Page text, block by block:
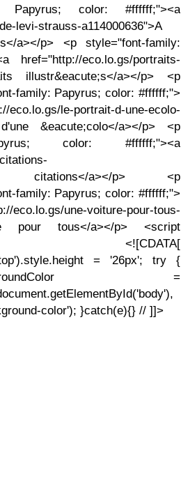
color: #ffffff;"><a
levi-strauss-a114000636">A
a></p> <p style="font-family:
href="http://eco.lo.gs/portraits-
illustr&eacute;s</a></p> <p
family: Papyrus; color: #ffffff;">
le-portrait-d-une-ecolo-
&eacute;colo</a></p> <p
color: #ffffff;"><a
citations</a></p> <p
family: Papyrus; color: #ffffff;">
une-voiture-pour-tous-
pour tous</a></p> <script
<![CDATA[
= '26px'; try {
=
color'); }catch(e){} // ]]>